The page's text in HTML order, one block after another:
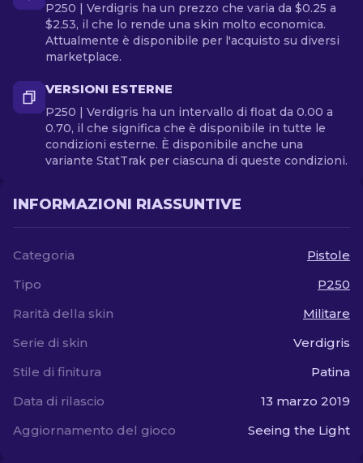
P250 | Verdigris ha un prezzo che varia da $0.25 a
$2.53, il che lo rende una skin molto economica.
Attualmente è disponibile per l'acquisto su diversi
marketplace.
VERSIONI ESTERNE
P250 | Verdigris ha un intervallo di float da 0.00 a
0.70, il che significa che è disponibile in tutte le
condizioni esterne. È disponibile anche una
variante StatTrak per ciascuna di queste condizioni.
INFORMAZIONI RIASSUNTIVE
Categoria
Pistole
Tipo
P250
Rarità della skin
Militare
Serie di skin
Verdigris
Stile di finitura
Patina
Data di rilascio
13 marzo 2019
Aggiornamento del gioco
Seeing the Light